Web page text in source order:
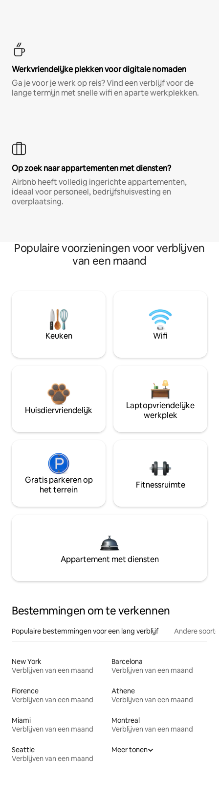
Werkvriendelijke plekken voor digitale nomaden
Ga je voor je werk op reis? Vind een verblijf voor de
lange termijn met snelle wifi en aparte werkplekken.
Op zoek naar appartementen met diensten?
Airbnb heeft volledig ingerichte appartementen,
ideaal voor personeel, bedrijfshuisvesting en
overplaatsing.
Populaire voorzieningen voor verblijven
van een maand
Keuken Wifi
Huisdiervriendelijk
Laptopvriendelijke
werkplek
Gratis parkeren op
het terrein
Fitnessruimte
Appartement met diensten
Bestemmingen om te verkennen
Populaire bestemmingen voor een lang verblijf Andere
New York
Verblijven van een maand
Barcelona
Verblijven van een maand
Florence
Verblijven van een maand
Athene
Verblijven van een maand
Miami
Verblijven van een maand
Montreal
Verblijven van een maand
Seattle
Verblijven van een maand
Meer tonen